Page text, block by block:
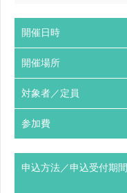
開催日時
開催場所
対象者／定員
参加費
申込方法／申込受付期間